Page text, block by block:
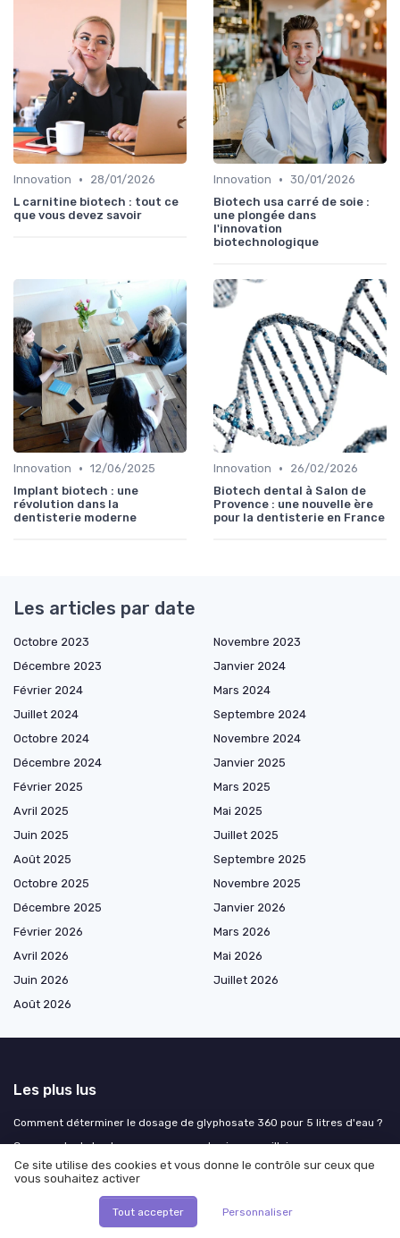
Innovation •
28/01/2026
L carnitine biotech : tout ce
que vous devez savoir
Innovation • 30/01/2026
Biotech usa carré de soie :
une plongée dans
l'innovation
biotechnologique
Innovation • 12/06/2025
Implant biotech : une
révolution dans la
dentisterie moderne
Innovation •
26/02/2026
Biotech dental à Salon de
Provence : une nouvelle ère
pour la dentisterie en France
Les articles par date
Octobre 2023
Novembre 2023
Décembre 2023
Janvier 2024
Février 2024
Mars 2024
Juillet 2024
Septembre 2024
Octobre 2024
Novembre 2024
Décembre 2024
Janvier 2025
Février 2025
Mars 2025
Avril 2025
Mai 2025
Juin 2025
Juillet 2025
Août 2025
Septembre 2025
Octobre 2025
Novembre 2025
Décembre 2025
Janvier 2026
Février 2026
Mars 2026
Avril 2026
Mai 2026
Juin 2026
Juillet 2026
Août 2026
Les plus lus
Comment déterminer le dosage de glyphosate 360 pour 5 litres d'eau ?
Comprendre le kyste sous-muqueux du sinus maxillaire
Comprendre l'immunoturbidimétrie : une méthode clé en biotechnologie
Comprendre le phénomène des fils résorbables qui ressortent des
Ce site utilise des cookies et vous donne le contrôle sur ceux que
vous souhaitez activer
Tout accepter Personnaliser